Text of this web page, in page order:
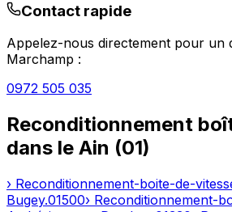
Contact rapide
Appelez-nous directement pour un
Marchamp :
0972 505 035
Reconditionnement
dans le Ain (01)
› Reconditionnement-boite-de-
Bugey.01500› Reconditionnement-